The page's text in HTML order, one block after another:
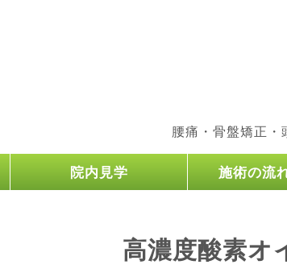
腰痛・骨盤矯正・
院内見学 施術の流
高濃度酸素オ